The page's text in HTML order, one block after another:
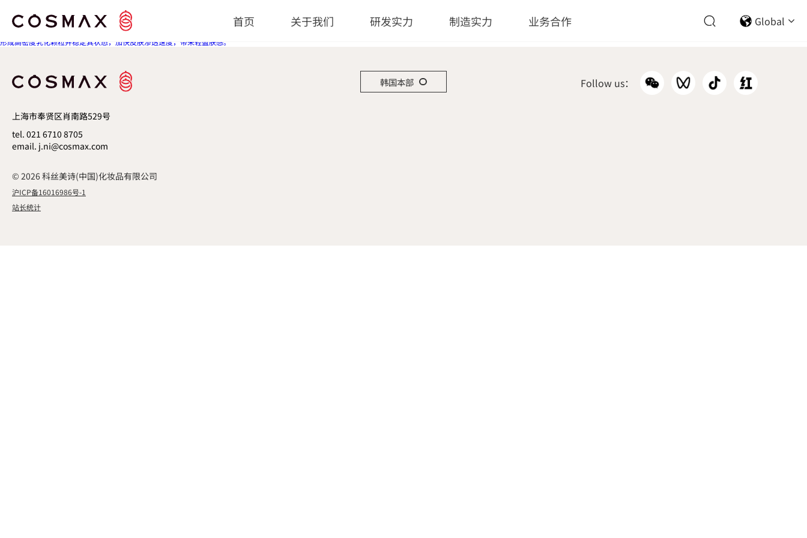
首页 关于我们 研发实力 制造实力 业务合作 Global
文章导航
形成高密度乳化颗粒并稳定其状态，加快皮肤渗透速度，带来轻盈肤感。
上海市奉贤区肖南路529号
tel. 021 6710 8705
email. j.ni@cosmax.com
© 2026 科丝美诗(中国)化妆品有限公司
沪ICP备16016986号-1
站长统计
韩国本部
Follow us：